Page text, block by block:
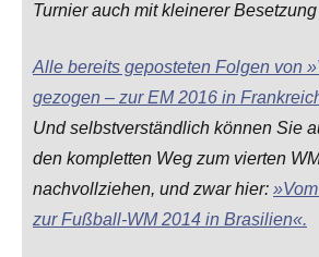
Turnier auch mit kleinerer
Alle bereits geposteten Folgen von
gezogen – zur EM 2016 in
Und selbstverständlich können Sie
den kompletten Weg zum vierten
nachvollziehen, und zwar hier:
zur Fußball-WM 2014 in Brasilien«.